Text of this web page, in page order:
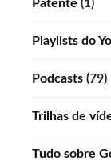
Patente (1)
Playlists do
Podcasts (79)
Trilhas de
Tudo sobre